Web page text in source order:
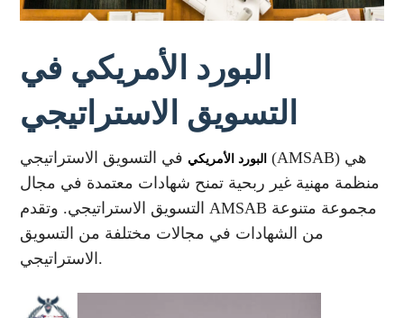
البورد الأمريكي في
التسويق الاستراتيجي
البورد الأمريكي في التسويق الاستراتيجي (AMSAB) هي
منظمة مهنية غير ربحية تمنح شهادات معتمدة في مجال
التسويق الاستراتيجي. وتقدم AMSAB مجموعة متنوعة
من الشهادات في مجالات مختلفة من التسويق
الاستراتيجي.